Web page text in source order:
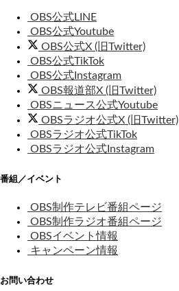
OBS公式LINE
OBS公式Youtube
OBS公式X (旧Twitter)
OBS公式TikTok
OBS公式Instagram
OBS報道部X (旧Twitter)
OBSニュース公式Youtube
OBSラジオ公式X (旧Twitter)
OBSラジオ公式TikTok
OBSラジオ公式Instagram
番組／イベント
OBS制作テレビ番組ページ
OBS制作ラジオ番組ページ
OBSイベント情報
キャンペーン情報
お問い合わせ